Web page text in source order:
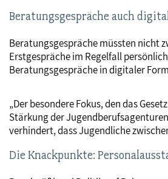
Beratungsgespräche auch
Beratungsgespräche müssten nicht
Erstgespräche im Regelfall
Beratungsgespräche in digitaler
„Der besondere Fokus, den das
Stärkung der
verhindert, dass Jugendliche
Die Knackpunkte: